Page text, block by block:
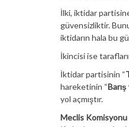
İlki, iktidar
güvensizliktir.
iktidarın hala bu
İkincisi ise
İktidar partisinin “
hareketinin “
yol açmıştır.
Meclis Komisyonu